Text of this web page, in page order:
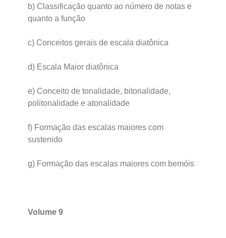
b) Classificação quanto ao número de notas e
quanto a função
c) Conceitos gerais de escala diatônica
d) Escala Maior diatônica
e) Conceito de tonalidade, bitonalidade,
politonalidade e atonalidade
f) Formação das escalas maiores com
sustenido
g) Formação das escalas maiores com bemóis
Volume 9